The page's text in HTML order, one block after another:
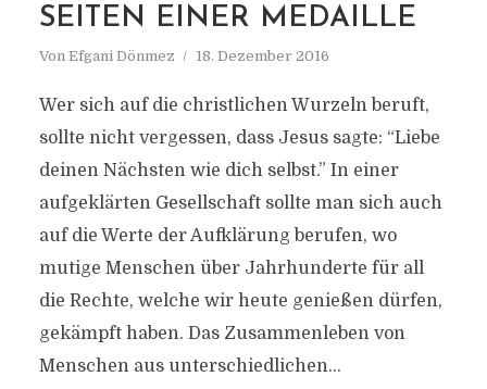
SEITEN EINER MEDAILLE
Von Efgani Dönmez 18. Dezember 2016
Wer sich auf die christlichen Wurzeln beruft,
sollte nicht vergessen, dass Jesus sagte: “Liebe
deinen Nächsten wie dich selbst.” In einer
aufgeklärten Gesellschaft sollte man sich auch
auf die Werte der Aufklärung berufen, wo
mutige Menschen über Jahrhunderte für all
die Rechte, welche wir heute genießen dürfen,
gekämpft haben. Das Zusammenleben von
Menschen aus unterschiedlichen...